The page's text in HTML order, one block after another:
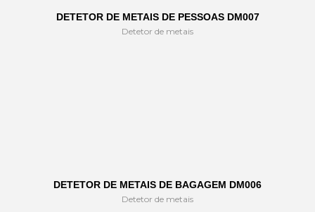
DETETOR DE METAIS DE PESSOAS DM007
Detetor de metais
DETETOR DE METAIS DE BAGAGEM DM006
Detetor de metais